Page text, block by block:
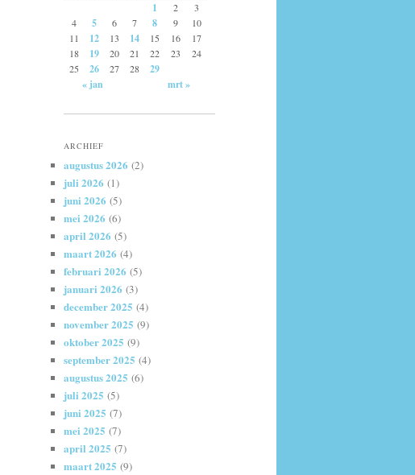
1
2
3
4
5 6 7 8 9
10
11
12 13 14 15 16
17
18
19 20 21 22 23
24
25
26 27 28
29
« jan
mrt »
ARCHIEF
augustus 2026 (2)
juli 2026 (1)
juni 2026 (5)
mei 2026 (6)
april 2026 (5)
maart 2026 (4)
februari 2026 (5)
januari 2026 (3)
december 2025 (4)
november 2025 (9)
oktober 2025 (9)
september 2025 (4)
augustus 2025 (6)
juli 2025 (5)
juni 2025 (7)
mei 2025 (7)
april 2025 (7)
maart 2025 (9)